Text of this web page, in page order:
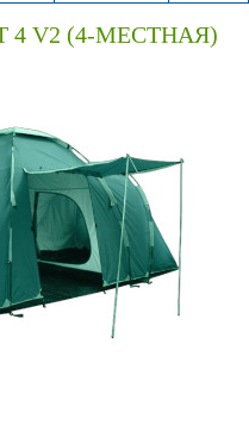
4 V2 (4-МЕСТНАЯ)